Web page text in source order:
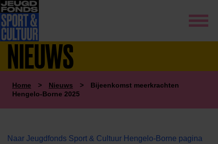
NIEUWS
Home > Nieuws >
Bijeenkomst meerkrachten
Hengelo-Borne 2025
Naar Jeugdfonds Sport & Cultuur Hengelo-Borne pagina